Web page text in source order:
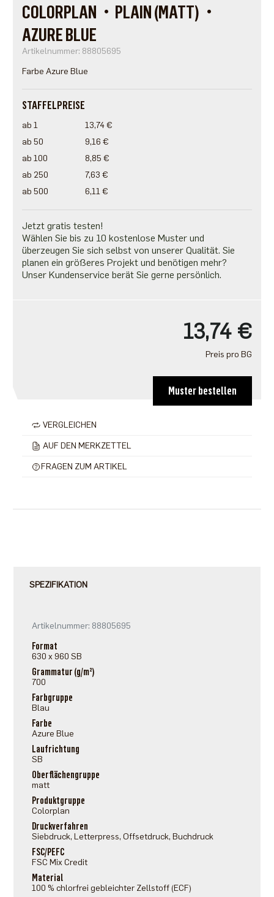
COLORPLAN・PLAIN (MATT)・
AZURE BLUE
Artikelnummer: 88805695
Farbe Azure Blue
STAFFELPREISE
ab 1
13,74 €
ab 50
9,16 €
ab 100
8,85 €
ab 250
7,63 €
ab 500
6,11 €
Jetzt gratis testen!
Wählen Sie bis zu 10 kostenlose Muster und
überzeugen Sie sich selbst von unserer Qualität. Sie
planen ein größeres Projekt und benötigen mehr?
Unser Kundenservice berät Sie gerne persönlich.
13,74 €
Preis pro BG
Muster bestellen
VERGLEICHEN
AUF DEN MERKZETTEL
FRAGEN ZUM ARTIKEL
SPEZIFIKATION
Artikelnummer: 88805695
Format
630 x 960 SB
Grammatur (g/m²)
700
Farbgruppe
Blau
Farbe
Azure Blue
Laufrichtung
SB
Oberflächengruppe
matt
Produktgruppe
Colorplan
Druckverfahren
Siebdruck, Letterpress, Offsetdruck, Buchdruck
FSC/PEFC
FSC Mix Credit
Material
100 % chlorfrei gebleichter Zellstoff (ECF)